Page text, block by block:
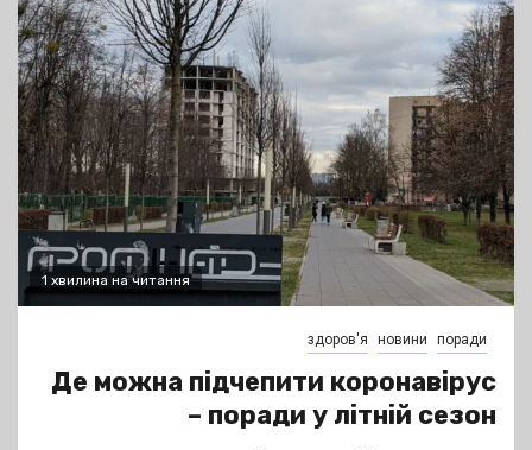
1 хвилина на читання
здоров'я новини поради
Де можна підчепити коронавірус
– поради у літній сезон